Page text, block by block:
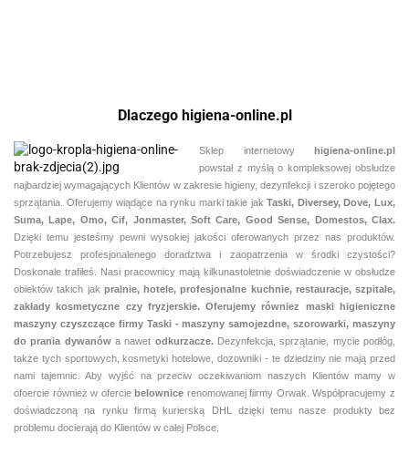
Dlaczego higiena-online.pl
Sklep internetowy higiena-online.pl
powstał z myślą o kompleksowej obsłudze
najbardziej wymagających Klientów w zakresie higieny, dezynfekcji i szeroko pojętego
sprzątania. Oferujemy wiądące na rynku marki takie jakTaski, Diversey, Dove, Lux,
Suma, Lape, Omo, Cif, Jonmaster, Soft Care, Good Sense, Domestos, Clax.
Dzięki temu jesteśmy pewni wysokiej jakości oferowanych przez nas produktów.
Potrzebujesz profesjonalenego doradztwa i zaopatrzenia w środki czystości?
Doskonale trafiłeś. Nasi pracownicy mają kilkunastoletnie doświadczenie w obsłudze
obiektów takich jak pralnie, hotele, profesjonalne kuchnie, restauracje, szpitale,
zakłady kosmetyczne czy fryzjerskie. Oferujemy równiez maski higieniczne
maszyny czyszczące firmy Taski - maszyny samojezdne, szorowarki, maszyny
do prania dywanów a nawet odkurzacze. Dezynfekcja, sprzątanie, mycie podłóg,
także tych sportowych, kosmetyki hotelowe, dozowniki - te dziedziny nie mają przed
nami tajemnic. Aby wyjść na przeciw oczekiwaniom naszych Klientów mamy w
ofoercie również w oferciebelownice renomowanej fiirmy Orwak. Współpracujemy z
doświadczoną na rynku firmą kurierską DHL dzięki temu nasze produkty bez
problemu docierają do Klientów w całej Polsce.